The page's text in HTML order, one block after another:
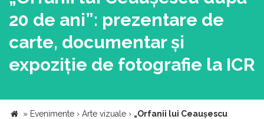
20 de ani”: prezentare de
carte, documentar și
expoziție de fotografie la ICR
» Evenimente › Arte vizuale › „Orfanii lui Ceaușescu